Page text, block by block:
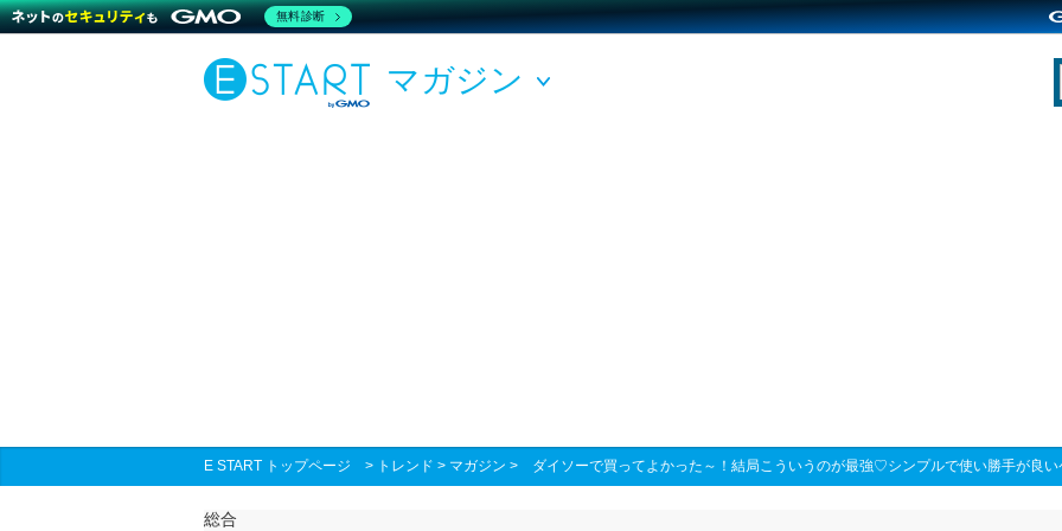
マガジン
E START トップページ > トレンド > マガジン > ダイソーで買ってよかった～！結局こういうのが最強♡シンプルで使い勝手が良い
総合
無料診断